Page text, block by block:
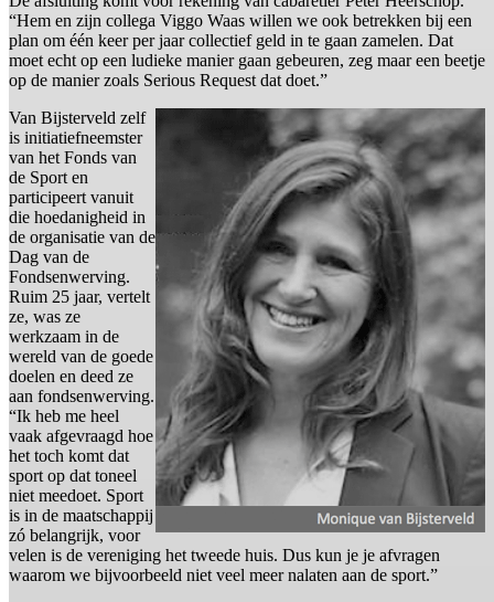
“Hem en zijn collega Viggo Waas willen we ook betrekken bij een
plan om één keer per jaar collectief geld in te gaan zamelen. Dat
moet echt op een ludieke manier gaan gebeuren, zeg maar een beetje
op de manier zoals Serious Request dat doet.”
Van Bijsterveld zelf
is initiatiefneemster
van het Fonds van
de Sport en
participeert vanuit
die hoedanigheid in
de organisatie van de
Dag van de
Fondsenwerving.
Ruim 25 jaar, vertelt
ze, was ze
werkzaam in de
wereld van de goede
doelen en deed ze
aan fondsenwerving.
“Ik heb me heel
vaak afgevraagd hoe
het toch komt dat
sport op dat toneel
niet meedoet. Sport
is in de maatschappij
zó belangrijk, voor
velen is de vereniging het tweede huis. Dus kun je je afvragen
waarom we bijvoorbeeld niet veel meer nalaten aan de sport.”